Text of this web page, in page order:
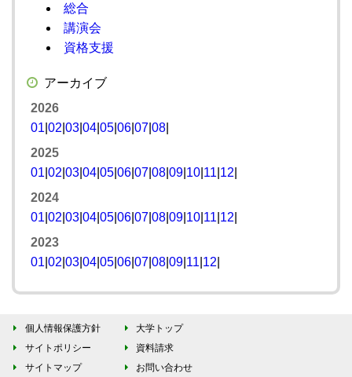
総合
講演会
資格支援
アーカイブ
2026
01 02 03 04 05 06 07 08
2025
01 02 03 04 05 06 07 08 09 10 11 12
2024
01 02 03 04 05 06 07 08 09 10 11 12
2023
01 02 03 04 05 06 07 08 09 11 12
個人情報保護方針
サイトポリシー
サイトマップ
大学トップ
資料請求
お問い合わせ